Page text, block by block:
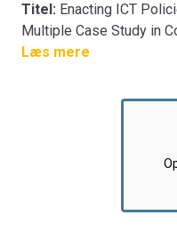
Titel: Enacting ICT
Multiple Case Study in
Fakultet:Det
Læs mere